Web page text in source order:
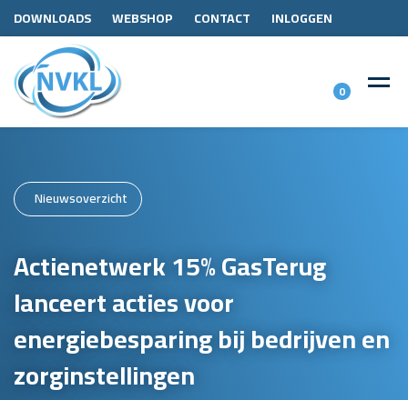
DOWNLOADS WEBSHOP CONTACT INLOGGEN
0
Nieuwsoverzicht
Actienetwerk 15% GasTerug
lanceert acties voor
energiebesparing bij bedrijven en
zorginstellingen